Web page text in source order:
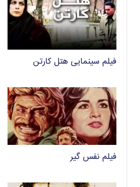
فیلم سینمایی هتل کارتن
فیلم نفس گیر